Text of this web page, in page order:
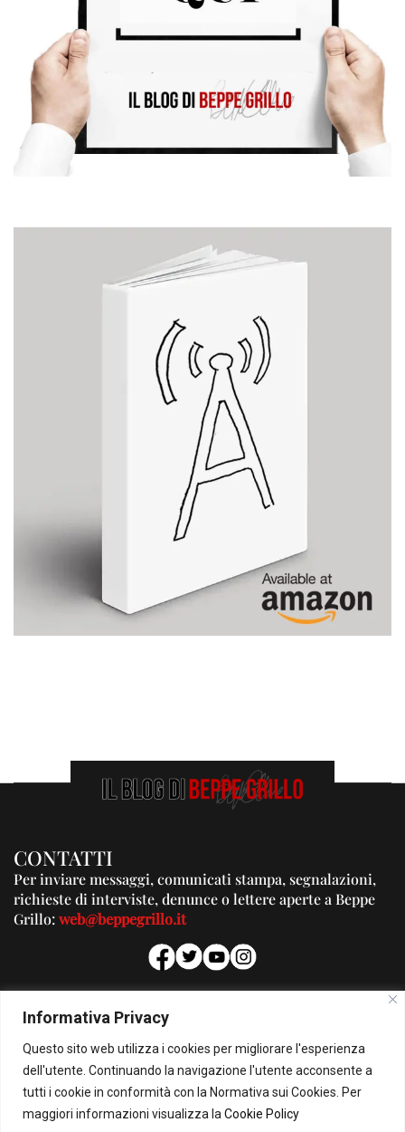
Informativa Privacy
Questo sito web utilizza i cookies per migliorare l'esperienza
dell'utente. Continuando la navigazione l'utente acconsente a
tutti i cookie in conformità con la Normativa sui Cookies. Per
maggiori informazioni visualizza la Cookie Policy
CONTATTI
Per inviare messaggi, comunicati stampa, segnalazioni,
richieste di interviste, denunce o lettere aperte a Beppe
Grillo:web@beppegrillo.it
PUBBLICITA'
Per la tua pubblicità su questo Blog:
pubblicita@beppegrillo.it
HOMEPAGE COOKIE POLICY PRIVACY POLICY CONTATTI